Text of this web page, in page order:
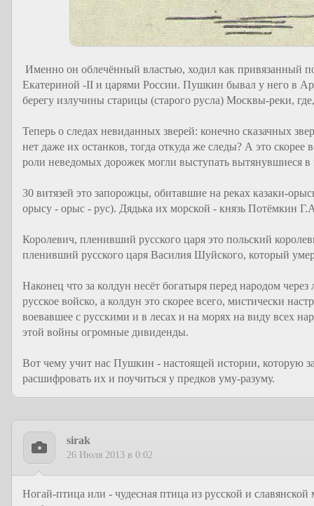
Именно он облечённый властью, ходил как привязанный
Екатериной -II и царями России. Пушкин бывал у него в
берегу излучины старицы (старого русла) Москвы-реки,
Теперь о следах невиданных зверей: конечно сказачных
нет даже их останков, тогда откуда же следы? А это
роли неведомых дорожек могли выступать вытянувшиеся
30 витязей это запорожцы, обитавшие на реках казаки-
орысу - орыс - рус). Дядька их морской - князь Потёмкин
Королевич, пленивший русского царя это польский
пленивший русского царя Василия Шуйского, который
Наконец что за колдун несёт богатыря перед народом через
русское войско, а колдун это скорее всего, мистически
воевавшее с русскими и в лесах и на морях на виду всех
этой войны огромные дивиденды.
Вот чему учит нас Пушкин - настоящей истории, которую
расшифровать их и поучиться у предков уму-разуму.
sirak
26 Июля 2013 в 0:02
Ногай-птица или - чудесная птица из русской и